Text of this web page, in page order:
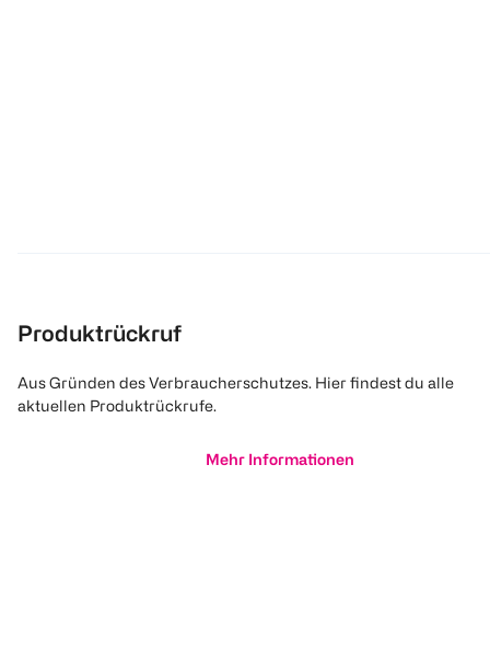
Produktrückruf
Aus Gründen des Verbraucherschutzes. Hier findest du alle
aktuellen Produktrückrufe.
Mehr Informationen